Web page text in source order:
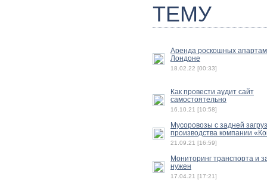
ТЕМУ
Аренда роскошных
Лондоне
18.02.22 [00:33]
Как провести аудит сайт
самостоятельно
16.10.21 [10:58]
Мусоровозы с задней
производства компании
21.09.21 [16:59]
Мониторинг транспорта и
нужен
17.04.21 [17:21]